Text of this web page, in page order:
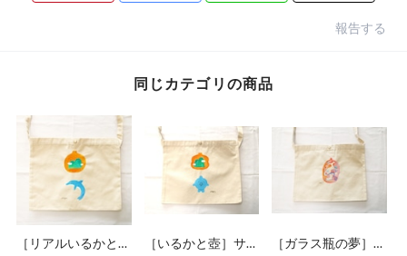
報告する
同じカテゴリの商品
［リアルいるかと
［いるかと壺］サコ
［ガラス瓶の夢］サ